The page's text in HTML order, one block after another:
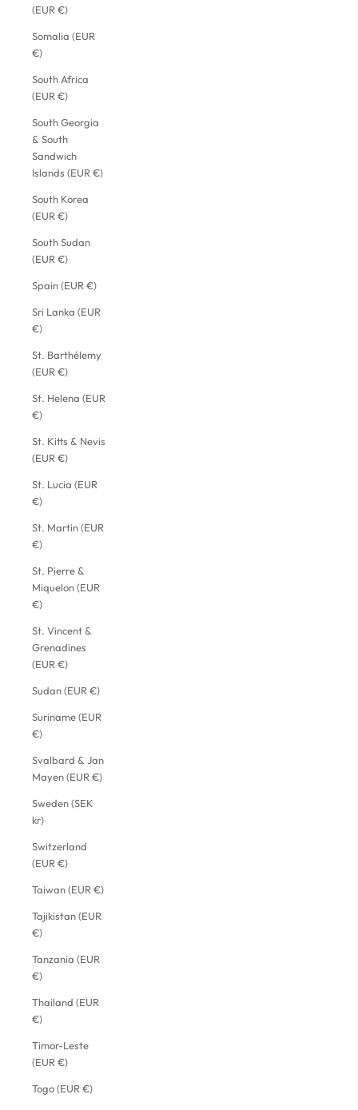
(EUR €)
Somalia (EUR
€)
South Africa
(EUR €)
South Georgia
& South
Sandwich
Islands (EUR €)
South Korea
(EUR €)
South Sudan
(EUR €)
Spain (EUR €)
Sri Lanka (EUR
€)
St. Barthélemy
(EUR €)
St. Helena (EUR
€)
St. Kitts & Nevis
(EUR €)
St. Lucia (EUR
€)
St. Martin (EUR
€)
St. Pierre &
Miquelon (EUR
€)
St. Vincent &
Grenadines
(EUR €)
Sudan (EUR €)
Suriname (EUR
€)
Svalbard & Jan
Mayen (EUR €)
Sweden (SEK
kr)
Switzerland
(EUR €)
Taiwan (EUR €)
Tajikistan (EUR
€)
Tanzania (EUR
€)
Thailand (EUR
€)
Timor-Leste
(EUR €)
Togo (EUR €)